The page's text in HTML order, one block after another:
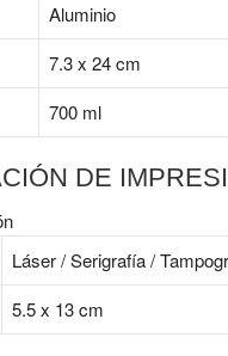
Aluminio
7.3 x 24 cm
700 ml
DE
Láser / Serigrafía /
5.5 x 13 cm